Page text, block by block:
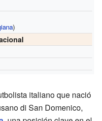
)
italiano que nació
di San Domenico,